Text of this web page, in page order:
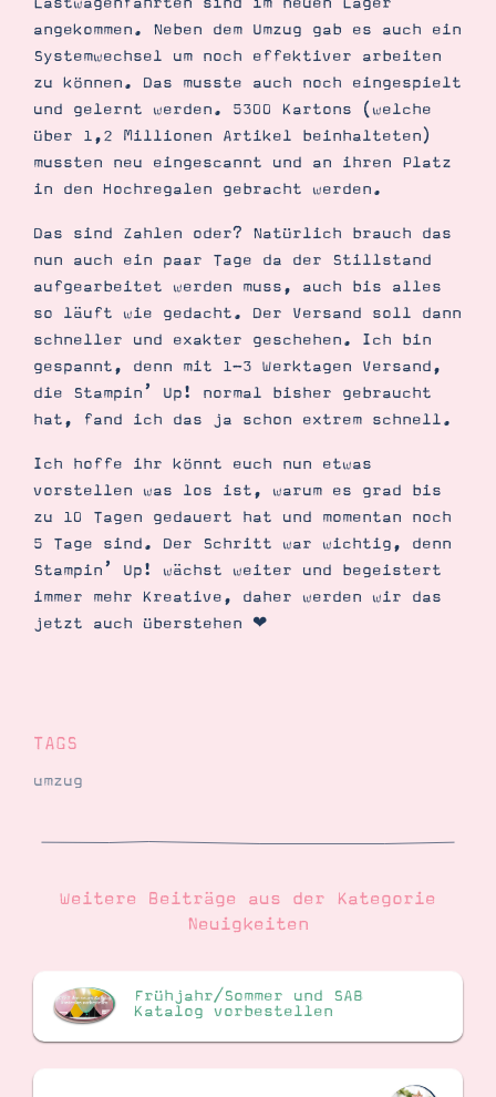
Suche Impressum Datenschutz
angekommen. Neben dem Umzug gab es auch ein
Systemwechsel um noch effektiver arbeiten
zu können. Das musste auch noch eingespielt
und gelernt werden. 5300 Kartons (welche
über 1,2 Millionen Artikel beinhalteten)
mussten neu eingescannt und an ihren Platz
in den Hochregalen gebracht werden.
Das sind Zahlen oder? Natürlich brauch das
nun auch ein paar Tage da der Stillstand
aufgearbeitet werden muss, auch bis alles
so läuft wie gedacht. Der Versand soll dann
schneller und exakter geschehen. Ich bin
gespannt, denn mit 1-3 Werktagen Versand,
die Stampin’ Up! normal bisher gebraucht
hat, fand ich das ja schon extrem schnell.
Ich hoffe ihr könnt euch nun etwas
vorstellen was los ist, warum es grad bis
zu 10 Tagen gedauert hat und momentan noch
5 Tage sind. Der Schritt war wichtig, denn
Stampin’ Up! wächst weiter und begeistert
immer mehr Kreative, daher werden wir das
jetzt auch überstehen ❤︎
TAGS
umzug
Weitere Beiträge aus der Kategorie
Neuigkeiten
Frühjahr/Sommer und SAB
Katalog vorbestellen